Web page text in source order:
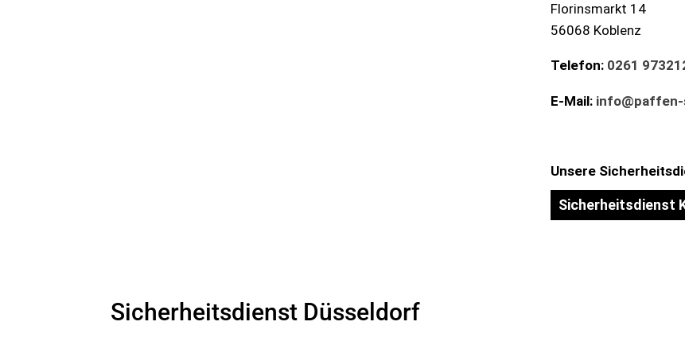
Florinsmarkt 14
56068 Koblenz
Telefon: 0261
E-Mail:
Unsere
Sicherheitsdienst
Sicherheitsdienst Düsseldorf